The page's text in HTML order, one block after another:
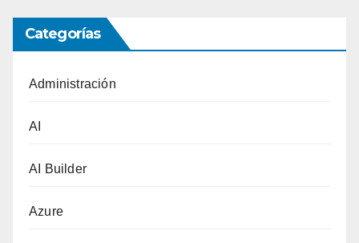
Categorías
Administración
AI
AI Builder
Azure